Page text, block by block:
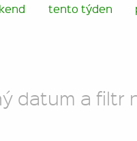
tento týden
datum a filtr